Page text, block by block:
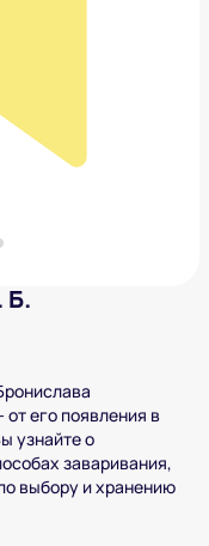
Б.
его появления в
узнайте о
заваривания,
выбору и хранению